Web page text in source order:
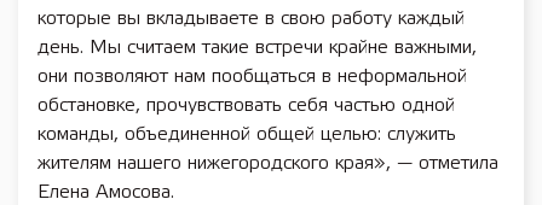
которые вы вкладываете в свою работу каждый
день. Мы считаем такие встречи крайне важными,
они позволяют нам пообщаться в неформальной
обстановке, прочувствовать себя частью одной
команды, объединенной общей целью: служить
жителям нашего нижегородского края», — отметила
Елена Амосова.